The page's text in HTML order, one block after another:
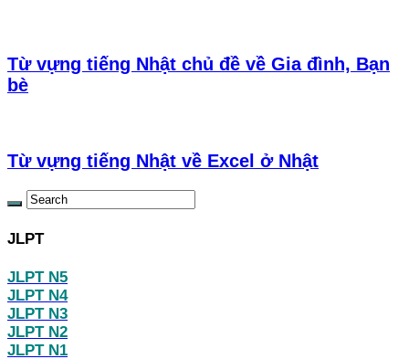
Từ vựng tiếng Nhật chủ đề về Gia đình, Bạn
bè
Từ vựng tiếng Nhật về Excel ở Nhật
JLPT
JLPT N5
JLPT N4
JLPT N3
JLPT N2
JLPT N1